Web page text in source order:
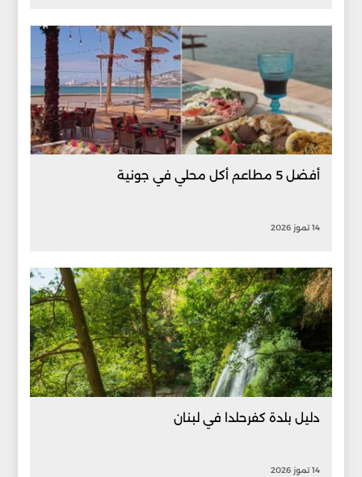
أفضل 5 مطاعم أكل محلي في جونية
14 تموز 2026
دليل بلدة كفرحلدا في لبنان
14 تموز 2026